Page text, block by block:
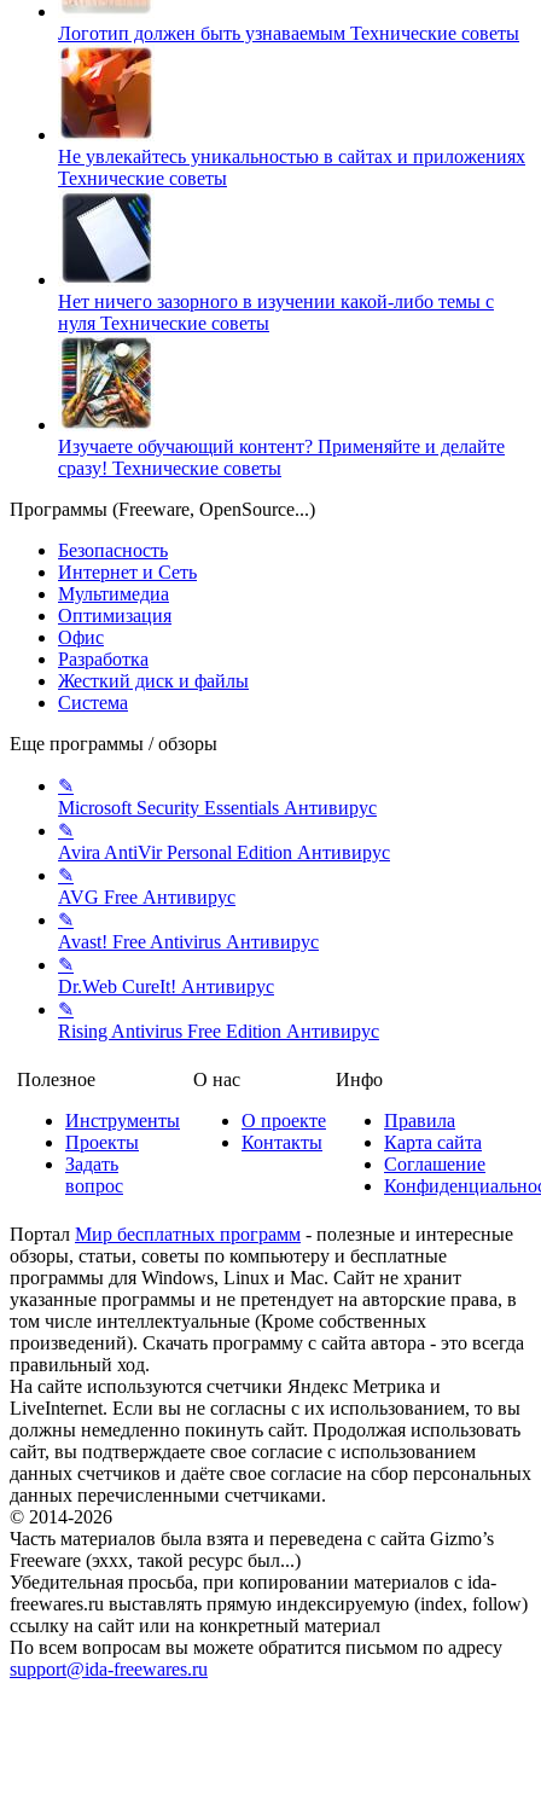
Логотип должен быть узнаваемым Технические советы
Не увлекайтесь уникальностью в сайтах и приложениях
Технические советы
Нет ничего зазорного в изучении какой-либо темы с
нуля Технические советы
Изучаете обучающий контент? Применяйте и делайте
сразу! Технические советы
Программы (Freeware, OpenSource...)
Безопасность
Интернет и Сеть
Мультимедиа
Оптимизация
Офис
Разработка
Жесткий диск и файлы
Система
Еще программы / обзоры
✎
Microsoft Security Essentials Антивирус
✎
Avira AntiVir Personal Edition Антивирус
✎
AVG Free Антивирус
✎
Avast! Free Antivirus Антивирус
✎
Dr.Web CureIt! Антивирус
✎
Rising Antivirus Free Edition Антивирус
Полезное
Инструменты
Проекты
Задать
вопрос
О нас
О проекте
Контакты
Инфо
Правила
Карта сайта
Соглашение
Портал Мир бесплатных программ - полезные и интересные
обзоры, статьи, советы по компьютеру и бесплатные
программы для Windows, Linux и Mac. Сайт не хранит
указанные программы и не претендует на авторские права, в
том числе интеллектуальные (Кроме собственных
произведений). Скачать программу с сайта автора - это всегда
правильный ход.
На сайте используются счетчики Яндекс Метрика и
LiveInternet. Если вы не согласны с их использованием, то вы
должны немедленно покинуть сайт. Продолжая использовать
сайт, вы подтверждаете свое согласие с использованием
данных счетчиков и даёте свое согласие на сбор персональных
данных перечисленными счетчиками.
© 2014-2026
Часть материалов была взята и переведена с сайта Gizmo’s
Freeware (эххх, такой ресурс был...)
Убедительная просьба, при копировании материалов с ida-
freewares.ru выставлять прямую индексируемую (index, follow)
ссылку на сайт или на конкретный материал
По всем вопросам вы можете обратится письмом по адресу
support@ida-freewares.ru